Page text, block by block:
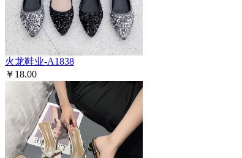
火龙鞋业-A1838
￥18.00